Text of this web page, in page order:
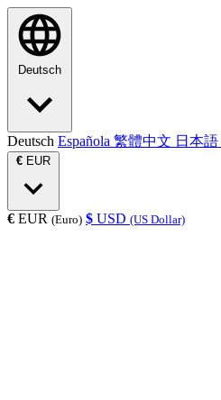
Deutsch
Deutsch Española 繁體中文 日本語
€ EUR
€ EUR (Euro) $ USD (US Dollar)